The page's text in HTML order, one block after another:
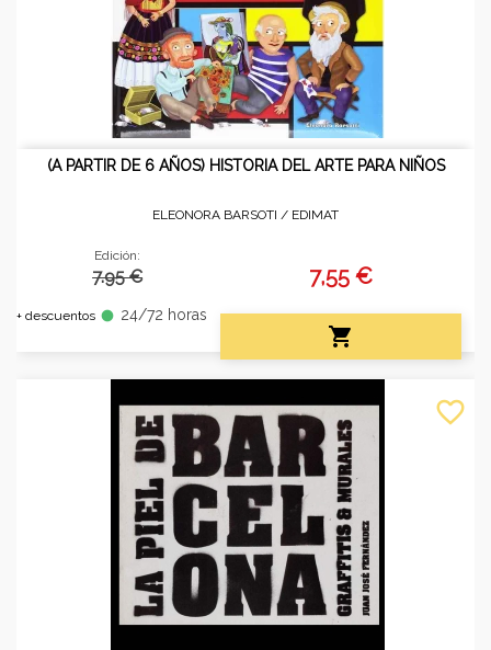
(A PARTIR DE 6 AÑOS) HISTORIA DEL ARTE PARA NIÑOS
ELEONORA BARSOTI / EDIMAT
Edición:
7.95 €
+ descuentos fiber_manual_record 24/72 horas
7,55 €

favorite_border